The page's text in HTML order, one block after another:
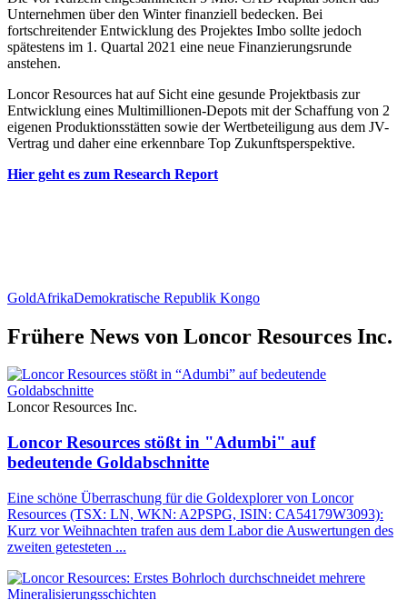
Unternehmen über den Winter finanziell bedecken. Bei
fortschreitender Entwicklung des Projektes Imbo sollte jedoch
spätestens im 1. Quartal 2021 eine neue Finanzierungsrunde
anstehen.
Loncor Resources hat auf Sicht eine gesunde Projektbasis zur
Entwicklung eines Multimillionen-Depots mit der Schaffung von 2
eigenen Produktionsstätten sowie der Wertbeteiligung aus dem JV-
Vertrag und daher eine erkennbare Top Zukunftsperspektive.
Hier geht es zum Research Report
GoldAfrikaDemokratische Republik Kongo
Frühere News von Loncor Resources Inc.
Loncor Resources Inc.
Loncor Resources stößt in "Adumbi" auf
bedeutende Goldabschnitte
Eine schöne Überraschung für die Goldexplorer von Loncor
Resources (TSX: LN, WKN: A2PSPG, ISIN: CA54179W3093):
Kurz vor Weihnachten trafen aus dem Labor die Auswertungen des
zweiten getesteten ...